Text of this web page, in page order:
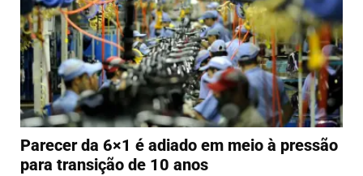
Parecer da 6×1 é adiado em meio à pressão
para transição de 10 anos